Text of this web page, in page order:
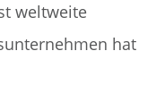
weltweite
hat